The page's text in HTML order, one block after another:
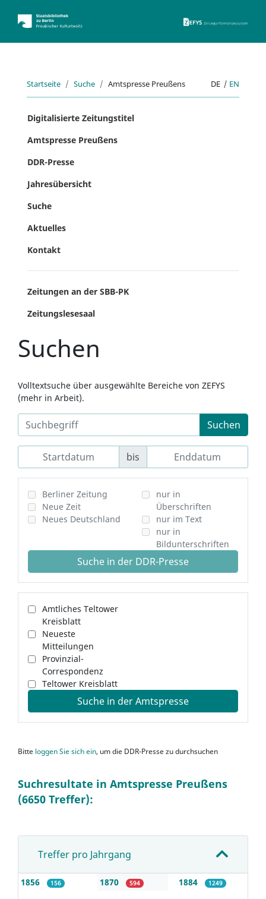
Startseite Suche Amtspresse Preußens DE | EN
Digitalisierte Zeitungstitel
Amtspresse Preußens
DDR-Presse
Jahresübersicht
Suche
Aktuelles
Kontakt
Zeitungen an der SBB-PK
Zeitungslesesaal
Suchen
Volltextsuche über ausgewählte Bereiche von ZEFYS
(mehr in Arbeit).
Suchen
bis
Berliner Zeitung
Neue Zeit
Neues Deutschland
nur in
Überschriften
nur im Text
nur in
Bildunterschriften
Suche in der DDR-Presse
Amtliches Teltower
Kreisblatt
Neueste
Mitteilungen
Provinzial-
Correspondenz
Teltower Kreisblatt
Suche in der Amtspresse
Bitte loggen Sie sich ein, um die DDR-Presse zu durchsuchen
Suchresultate in Amtspresse Preußens
(6650 Treffer):
Treffer pro Jahrgang
1856 156 1870 594 1884 1249